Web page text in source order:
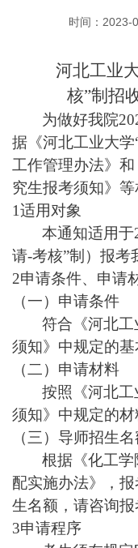
时间：
河北工业
核”制招
为做好我院
据《河北工业大
工作管理办法》
究生报考须知》等
1适用对象
本通知适用于
请-考核”制）报考
2申请条件、申请
（一）申请条件
符合《河北
须知》中规定的基
（二）申请材料
按照《河北
须知》中规定的材
（三）导师招生名
根据《化工
配实施办法》，
生名额，请咨询报
3申请程序